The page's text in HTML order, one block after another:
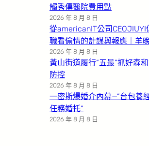
觸秀傳醫院費用點
2026 年 8 月 8 日
從americanIT公司
職看偷情的計謀與報應｜羊
2026 年 8 月 8 日
黃山街道履行“五最”抓好森
防控
2026 年 8 月 8 日
一密斯爆婚介內幕—”台包養
任務婚托”
2026 年 8 月 8 日